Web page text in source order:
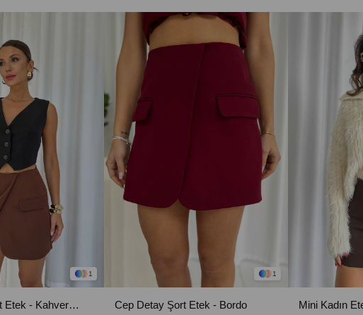
1
Cep Detay Şort Etek - Kahverengi
1
Cep Detay Şort Etek - Bordo Mini Kadın